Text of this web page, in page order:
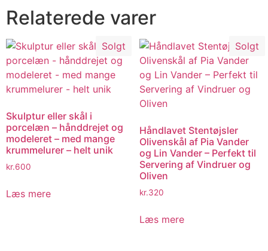
Relaterede varer
Solgt
Skulptur eller skål i
porcelæn – hånddrejet og
modeleret – med mange
krummelurer – helt unik
kr.600
Læs mere
Solgt
Håndlavet Stentøjsler
Olivenskål af Pia Vander
og Lin Vander – Perfekt til
Servering af Vindruer og
Oliven
kr.320
Læs mere